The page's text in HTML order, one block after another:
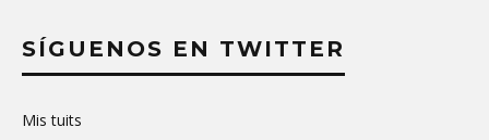
SÍGUENOS EN TWITTER
Mis tuits